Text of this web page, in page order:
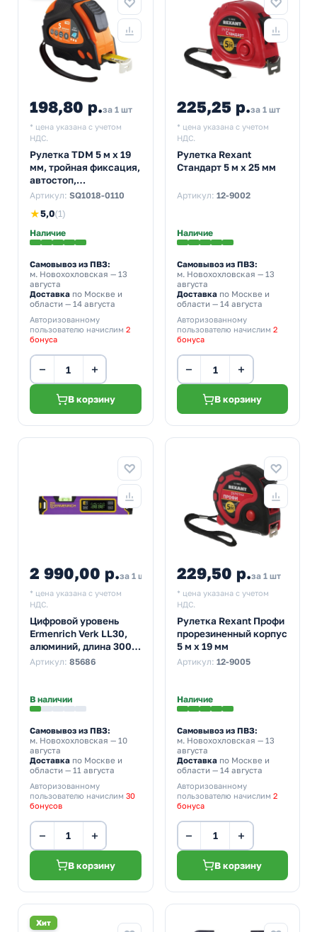
198,80 р.за 1 шт
* цена указана с учетом
НДС.
Рулетка TDM 5 м х 19
мм, тройная фиксация,
автостоп,
обрезиненный корпус,
Артикул: SQ1018-0110
★5,0(1)
Наличие
Самовывоз из ПВЗ:
м. Новохохловская — 13
августа
Доставка по Москве и
области — 14 августа
Авторизованному
пользователю начислим 2
бонуса
− +
В корзину
225,25 р.за 1 шт
* цена указана с учетом
НДС.
Рулетка Rexant
Стандарт 5 м х 25 мм
Артикул: 12-9002
Наличие
Самовывоз из ПВЗ:
м. Новохохловская — 13
августа
Доставкапо Москве и
области — 14 августа
Авторизованному
пользователю начислим 2
бонуса
− +
В корзину
2 990,00 р.за 1 шт
* цена указана с учетом
НДС.
Цифровой уровень
Ermenrich Verk LL30,
алюминий, длина 300
мм, градусы, дюйм/
Артикул: 85686
В наличии
Самовывоз из ПВЗ:
м. Новохохловская — 10
августа
Доставка по Москве и
области — 11 августа
Авторизованному
пользователю начислим 30
бонусов
− +
В корзину
229,50 р.за 1 шт
* цена указана с учетом
НДС.
Рулетка Rexant Профи
прорезиненный корпус
5 м х 19 мм
Артикул: 12-9005
Наличие
Самовывоз из ПВЗ:
м. Новохохловская — 13
августа
Доставкапо Москве и
области — 14 августа
Авторизованному
пользователю начислим 2
бонуса
− +
В корзину
Хит